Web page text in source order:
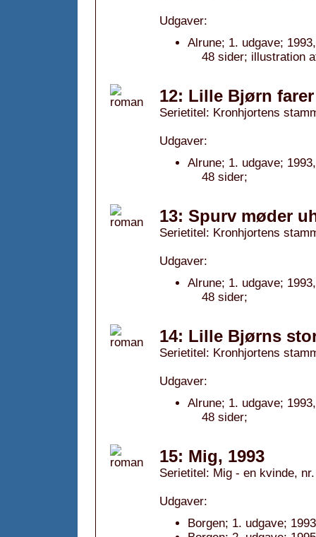
Udgaver:
Alrune; 1. udgave;
48 sider; illustration
12: Lille Bjørn
Serietitel: Kronhjortens
Udgaver:
Alrune; 1. udgave;
48 sider;
13: Spurv møder
Serietitel: Kronhjortens
Udgaver:
Alrune; 1. udgave;
48 sider;
14: Lille Bjørns
Serietitel: Kronhjortens
Udgaver:
Alrune; 1. udgave;
48 sider;
15: Mig, 1993
Serietitel: Mig - en kvinde,
Udgaver:
Borgen; 1. udgave;